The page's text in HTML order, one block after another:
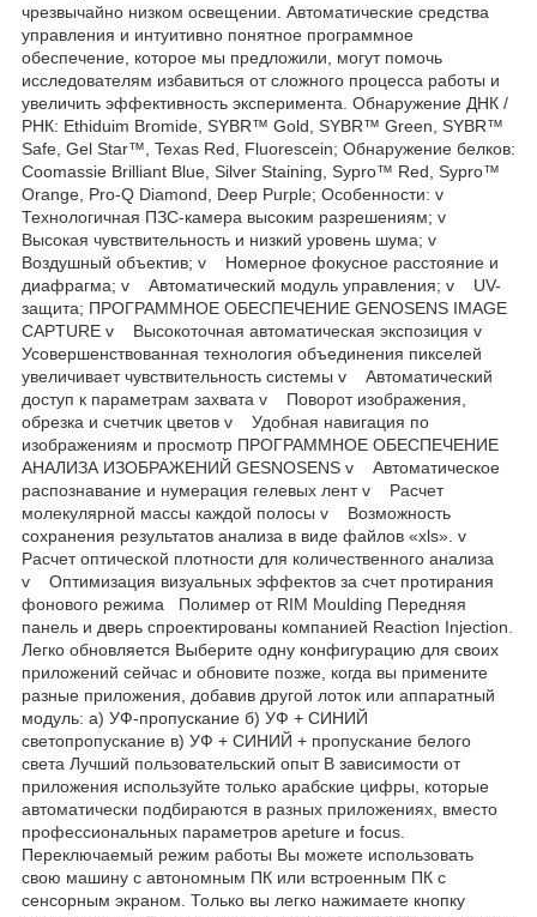
чрезвычайно низком освещении. Автоматические средства
управления и интуитивно понятное программное
обеспечение, которое мы предложили, могут помочь
исследователям избавиться от сложного процесса работы и
увеличить эффективность эксперимента. Обнаружение ДНК /
РНК: Ethiduim Bromide, SYBR™ Gold, SYBR™ Green, SYBR™
Safe, Gel Star™, Texas Red, Fluorescein; Обнаружение белков:
Coomassie Brilliant Blue, Silver Staining, Sypro™ Red, Sypro™
Orange, Pro-Q Diamond, Deep Purple; Особенности: v
Технологичная ПЗС-камера высоким разрешениям; v
Высокая чувствительность и низкий уровень шума; v
Воздушный объектив; v Номерное фокусное расстояние и
диафрагма; v Автоматический модуль управления; v UV-
защита; ПРОГРАММНОЕ ОБЕСПЕЧЕНИЕ GENOSENS IMAGE
CAPTURE v Высокоточная автоматическая экспозиция v
Усовершенствованная технология объединения пикселей
увеличивает чувствительность системы v Автоматический
доступ к параметрам захвата v Поворот изображения,
обрезка и счетчик цветов v Удобная навигация по
изображениям и просмотр ПРОГРАММНОЕ ОБЕСПЕЧЕНИЕ
АНАЛИЗА ИЗОБРАЖЕНИЙ GESNOSENS v Автоматическое
распознавание и нумерация гелевых лент v Расчет
молекулярной массы каждой полосы v Возможность
сохранения результатов анализа в виде файлов «xls». v
Расчет оптической плотности для количественного анализа
v Оптимизация визуальных эффектов за счет протирания
фонового режима Полимер от RIM Moulding Передняя
панель и дверь спроектированы компанией Reaction Injection.
Легко обновляется Выберите одну конфигурацию для своих
приложений сейчас и обновите позже, когда вы примените
разные приложения, добавив другой лоток или аппаратный
модуль: а) УФ-пропускание б) УФ + СИНИЙ
светопропускание в) УФ + СИНИЙ + пропускание белого
света Лучший пользовательский опыт В зависимости от
приложения используйте только арабские цифры, которые
автоматически подбираются в разных приложениях, вместо
профессиональных параметров apeture и focus.
Переключаемый режим работы Вы можете использовать
свою машину с автономным ПК или встроенным ПК с
сенсорным экраном. Только вы легко нажимаете кнопку